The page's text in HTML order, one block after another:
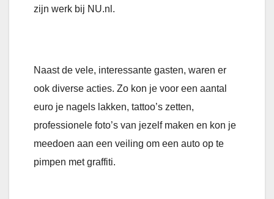
zijn werk bij NU.nl.
Naast de vele, interessante gasten, waren er
ook diverse acties. Zo kon je voor een aantal
euro je nagels lakken, tattoo’s zetten,
professionele foto’s van jezelf maken en kon je
meedoen aan een veiling om een auto op te
pimpen met graffiti.